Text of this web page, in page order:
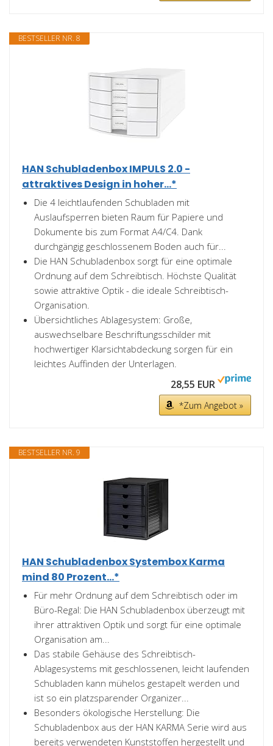
BESTSELLER NR. 8
HAN Schubladenbox IMPULS 2.0 -
attraktives Design in hoher...*
Die 4 leichtlaufenden Schubladen mit
Auslaufsperren bieten Raum für Papiere und
Dokumente bis zum Format A4/C4. Dank
durchgängig geschlossenem Boden auch für...
Die HAN Schubladenbox sorgt für eine optimale
Ordnung auf dem Schreibtisch. Höchste Qualität
sowie attraktive Optik - die ideale Schreibtisch-
Organisation.
Übersichtliches Ablagesystem: Große,
auswechselbare Beschriftungsschilder mit
hochwertiger Klarsichtabdeckung sorgen für ein
leichtes Auffinden der Unterlagen.
28,55 EUR
*Zum Angebot »
BESTSELLER NR. 9
HAN Schubladenbox Systembox Karma
mind 80 Prozent...*
Für mehr Ordnung auf dem Schreibtisch oder im
Büro-Regal: Die HAN Schubladenbox überzeugt mit
ihrer attraktiven Optik und sorgt für eine optimale
Organisation am...
Das stabile Gehäuse des Schreibtisch-
Ablagesystems mit geschlossenen, leicht laufenden
Schubladen kann mühelos gestapelt werden und
ist so ein platzsparender Organizer...
Besonders ökologische Herstellung: Die
Schubladenbox aus der HAN KARMA Serie wird aus
bereits verwendeten Kunststoffen hergestellt und